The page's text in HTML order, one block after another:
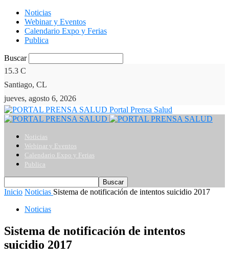
Noticias
Webinar y Eventos
Calendario Expo y Ferias
Publica
Buscar
15.3 C
Santiago, CL
jueves, agosto 6, 2026
Portal Prensa Salud
Noticias
Webinar y Eventos
Calendario Expo y Ferias
Publica
Inicio Noticias Sistema de notificación de intentos suicidio 2017
Noticias
Sistema de notificación de intentos
suicidio 2017